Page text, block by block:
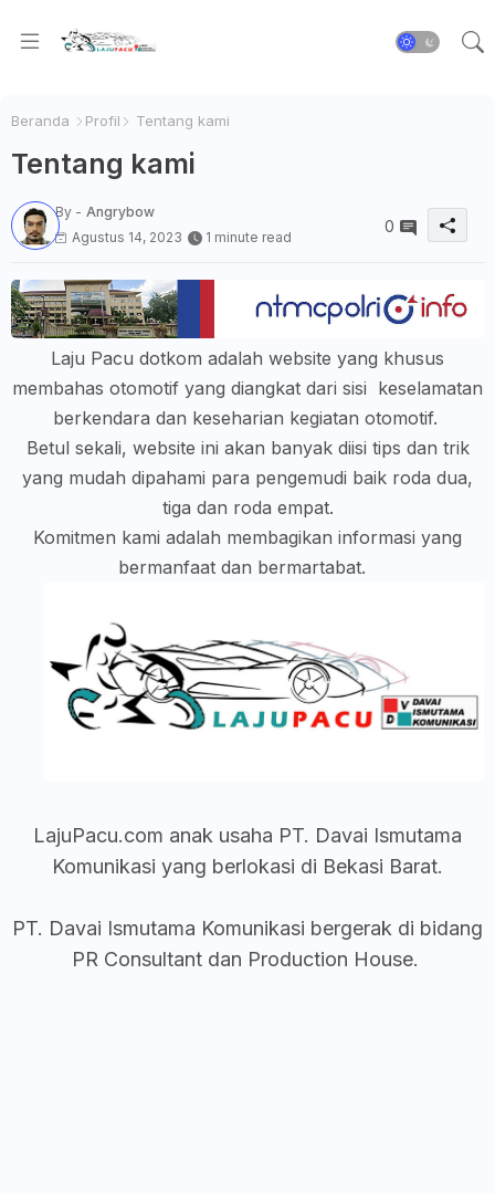
Beranda Profil Tentang kami
Tentang kami
By - Angrybow
Agustus 14, 2023
1 minute read
0
Laju Pacu dotkom adalah website yang khusus
membahas otomotif yang diangkat dari sisi keselamatan
berkendara dan keseharian kegiatan otomotif.
Betul sekali, website ini akan banyak diisi tips dan trik
yang mudah dipahami para pengemudi baik roda dua,
tiga dan roda empat.
Komitmen kami adalah membagikan informasi yang
bermanfaat dan bermartabat.
LajuPacu.com anak usaha PT. Davai Ismutama
Komunikasi yang berlokasi di Bekasi Barat.
PT. Davai Ismutama Komunikasi bergerak di bidang
PR Consultant dan Production House.